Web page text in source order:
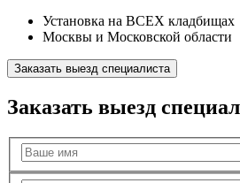
Установка на ВСЕХ кладбищах
Москвы и Московской области
Заказать выезд специалиста
Заказать выезд